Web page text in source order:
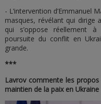
- L’intervention d’Emmanuel
masques, révélant qui dirige
qui s’oppose réellement
poursuite du conflit en
grande.
***
Lavrov commente les
maintien de la paix en Ukraine